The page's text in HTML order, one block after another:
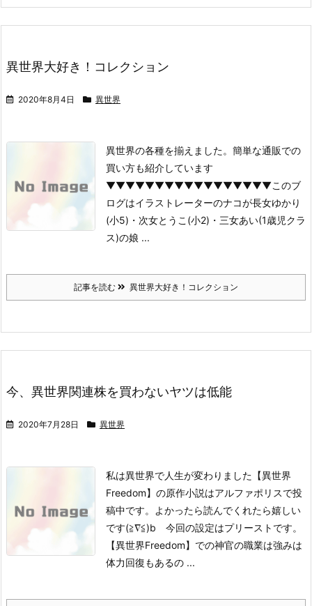
異世界大好き！コレクション
2020年8月4日 異世界
異世界の各種を揃えました。簡単な通販での
買い方も紹介しています
▼▼▼▼▼▼▼▼▼▼▼▼▼▼▼▼▼このブ
ログはイラストレーターのナコが長女ゆかり
(小5)・次女とうこ(小2)・三女あい(1歳児クラ
ス)の娘 ...
記事を読む 異世界大好き！コレクション
今、異世界関連株を買わないヤツは低能
2020年7月28日 異世界
私は異世界で人生が変わりました【異世界
Freedom】の原作小説はアルファポリスで投
稿中です。よかったら読んでくれたら嬉しい
です(≧∇≦)b 今回の設定はプリーストです。
【異世界Freedom】での神官の職業は強みは
体力回復もあるの ...